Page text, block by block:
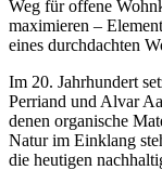
Weg für offene
maximieren –
eines durchdachten
Im 20. Jahrhundert
Perriand und Alvar
denen organische
Natur im Einklang
die heutigen